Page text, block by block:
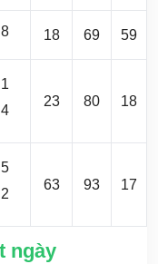
8 18 69 59
1
4
23 80 18
5
2
63 93 17
ngày